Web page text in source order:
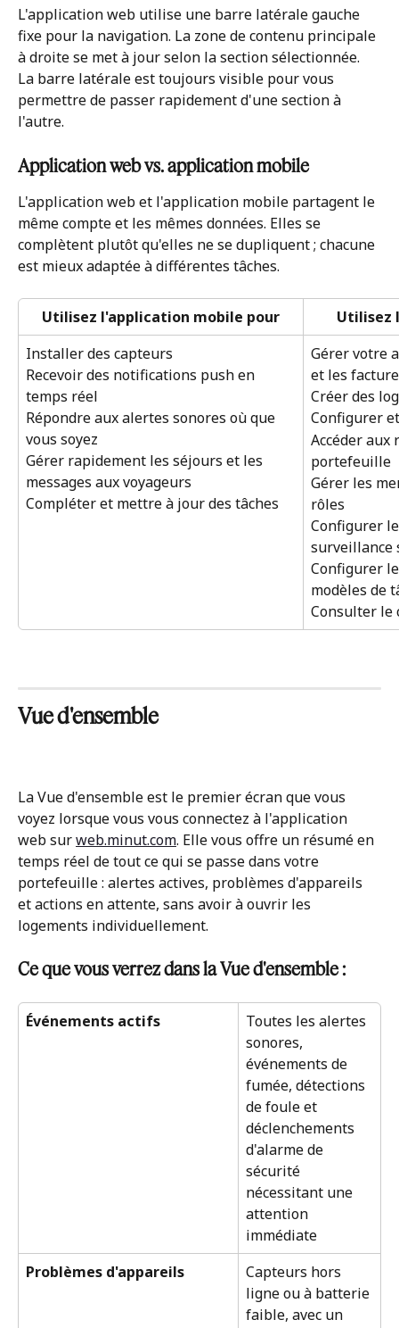
L'application web utilise une barre latérale gauche
fixe pour la navigation. La zone de contenu principale
à droite se met à jour selon la section sélectionnée.
La barre latérale est toujours visible pour vous
permettre de passer rapidement d'une section à
l'autre.
Application web vs. application mobile
L'application web et l'application mobile partagent le
même compte et les mêmes données. Elles se
complètent plutôt qu'elles ne se dupliquent ; chacune
est mieux adaptée à différentes tâches.
Utilisez l'application mobile pour
Utilisez
Installer des capteurs
Recevoir des notifications push en
temps réel
Répondre aux alertes sonores où que
vous soyez
Gérer rapidement les séjours et les
messages aux voyageurs
Compléter et mettre à jour des tâches
Gérer votre
et les
Créer des
Configurer
Accéder
portefeuille
Gérer les
rôles
Configurer
surveillance
Configurer
modèles de
Consulter le
Vue d'ensemble
La Vue d'ensemble est le premier écran que vous
voyez lorsque vous vous connectez à l'application
web sur web.minut.com. Elle vous offre un résumé en
temps réel de tout ce qui se passe dans votre
portefeuille : alertes actives, problèmes d'appareils
et actions en attente, sans avoir à ouvrir les
logements individuellement.
Ce que vous verrez dans la Vue d'ensemble :
Événements actifs
Toutes les alertes
sonores,
événements de
fumée, détections
de foule et
déclenchements
d'alarme de
sécurité
nécessitant une
attention
immédiate
Problèmes d'appareils
Capteurs hors
ligne ou à batterie
faible, avec un